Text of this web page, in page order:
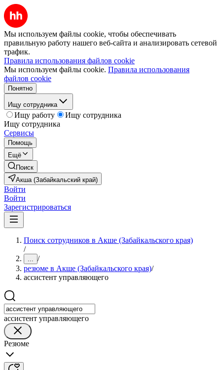
Мы используем файлы cookie, чтобы обеспечивать
правильную работу нашего веб-сайта и анализировать сетевой
трафик.
Правила использования файлов cookie
Мы используем файлы cookie. Правила использования
файлов cookie
Понятно
Ищу сотрудника
Ищу работу
Ищу сотрудника
Ищу сотрудника
Сервисы
Помощь
Ещё
Поиск
Акша (Забайкальский край)
Войти
Войти
Зарегистрироваться
Поиск сотрудников в Акше (Забайкальского края)
/
... /
резюме в Акше (Забайкальского края)/
ассистент управляющего
ассистент управляющего
Резюме